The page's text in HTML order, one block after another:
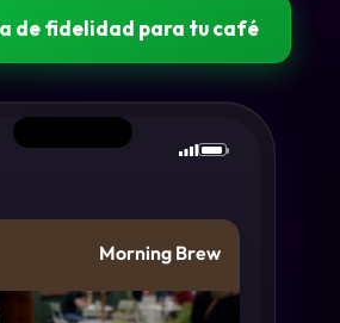
de fidelidad para tu café
Morning Brew